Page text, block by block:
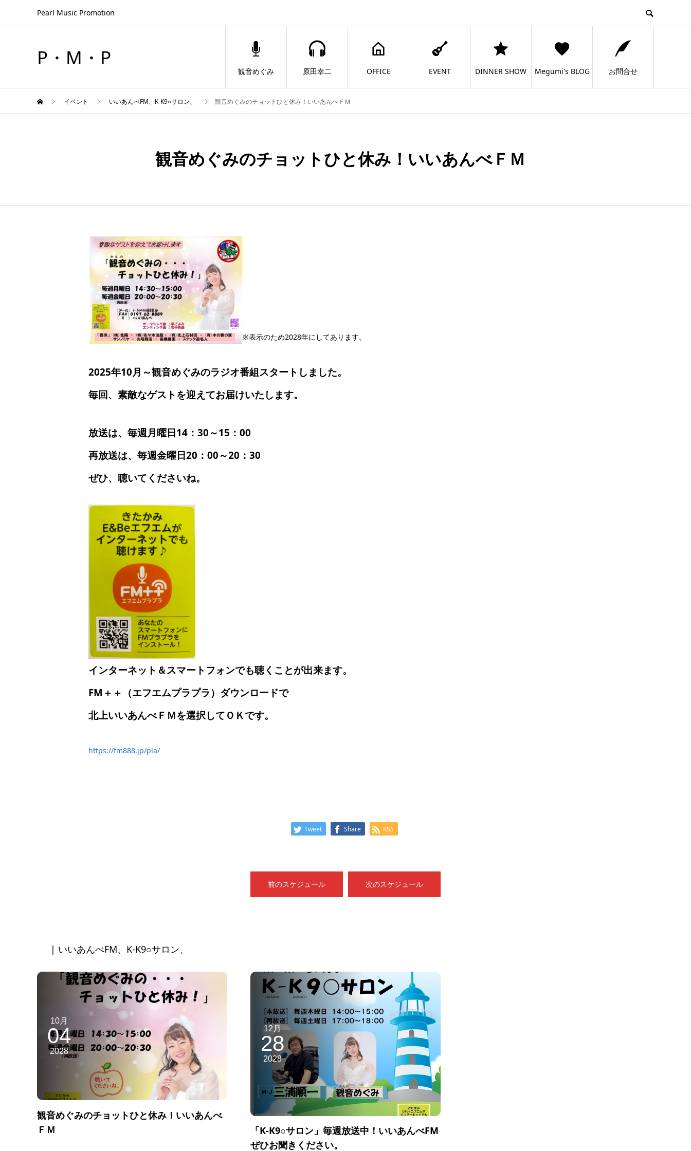
Pearl Music Promotion
P・M・P
観音めぐみ 原田幸二 OFFICE EVENT DINNER SHOW Megumi's BLOG お問合せ
イベント いいあんべFM、K-K9○サロン、 観音めぐみのチョットひと休み！いいあんべＦＭ
観音めぐみのチョットひと休み！いいあんべＦＭ
※表示のため2028年にしてあります。
2025年10月～観音めぐみのラジオ番組スタートしました。
毎回、素敵なゲストを迎えてお届けいたします。
放送は、毎週月曜日14：30～15：00
再放送は、毎週金曜日20：00～20：30
ぜひ、聴いてくださいね。
インターネット＆スマートフォンでも聴くことが出来ます。
FM＋＋（エフエムプラプラ）ダウンロードで
北上いいあんべＦＭを選択してＯＫです。
https://fm888.jp/pla/
Tweet Share RSS
前のスケジュール 次のスケジュール
| いいあんべFM、K-K9○サロン、
10月
04
2028
観音めぐみのチョットひと休み！いいあんべ
ＦＭ
12月
28
2028
「K-K9○サロン」毎週放送中！いいあんべFM
ぜひお聞きください。